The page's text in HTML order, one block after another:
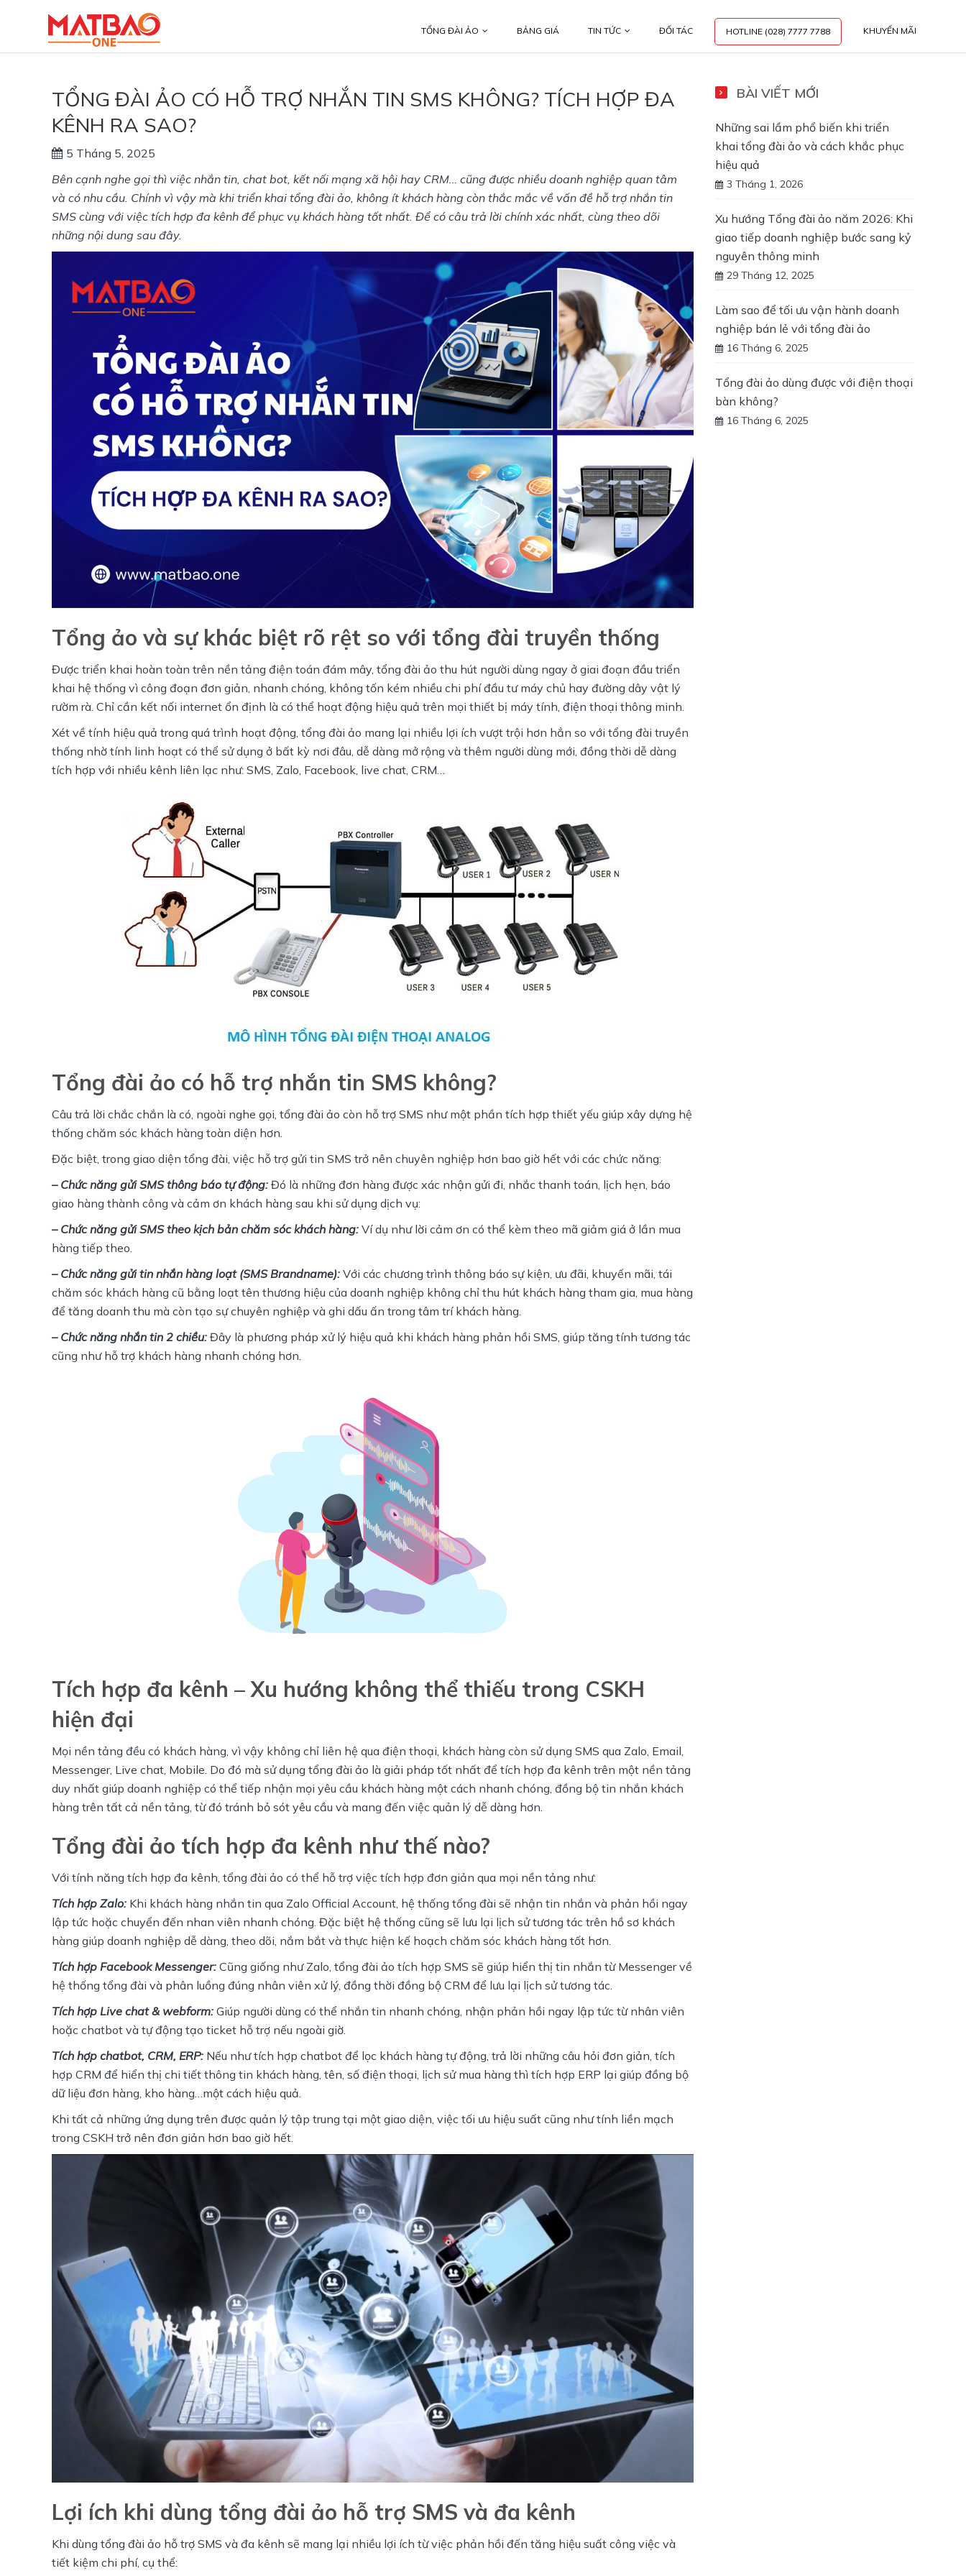
TỔNG ĐÀI ẢO BẢNG GIÁ TIN TỨC ĐỐI TÁC HOTLINE (028) 7777 7788 KHUYẾN MÃI
TỔNG ĐÀI ẢO CÓ HỖ TRỢ NHẮN TIN SMS KHÔNG? TÍCH HỢP ĐA
KÊNH RA SAO?
5 Tháng 5, 2025
Bên cạnh nghe gọi thì việc nhắn tin, chat bot, kết nối mạng xã hội hay CRM… cũng được nhiều doanh nghiệp quan tâm
và có nhu cầu. Chính vì vậy mà khi triển khai tổng đài ảo, không ít khách hàng còn thắc mắc về vấn đề hỗ trợ nhắn tin
SMS cùng với việc tích hợp đa kênh để phục vụ khách hàng tốt nhất. Để có câu trả lời chính xác nhất, cùng theo dõi
những nội dung sau đây.
Tổng ảo và sự khác biệt rõ rệt so với tổng đài truyền thống
Được triển khai hoàn toàn trên nền tảng điện toán đám mây, tổng đài ảo thu hút người dùng ngay ở giai đoạn đầu triển
khai hệ thống vì công đoạn đơn giản, nhanh chóng, không tốn kém nhiều chi phí đầu tư máy chủ hay đường dây vật lý
rườm rà. Chỉ cần kết nối internet ổn định là có thể hoạt động hiệu quả trên mọi thiết bị máy tính, điện thoại thông minh.
Xét về tính hiệu quả trong quá trình hoạt động, tổng đài ảo mang lại nhiều lợi ích vượt trội hơn hẳn so với tổng đài truyền
thống nhờ tính linh hoạt có thể sử dụng ở bất kỳ nơi đâu, dễ dàng mở rộng và thêm người dùng mới, đồng thời dễ dàng
tích hợp với nhiều kênh liên lạc như: SMS, Zalo, Facebook, live chat, CRM…
Tổng đài ảo có hỗ trợ nhắn tin SMS không?
Câu trả lời chắc chắn là có, ngoài nghe gọi, tổng đài ảo còn hỗ trợ SMS như một phần tích hợp thiết yếu giúp xây dựng hệ
thống chăm sóc khách hàng toàn diện hơn.
Đặc biệt, trong giao diện tổng đài, việc hỗ trợ gửi tin SMS trở nên chuyên nghiệp hơn bao giờ hết với các chức năng:
– Chức năng gửi SMS thông báo tự động: Đó là những đơn hàng được xác nhận gửi đi, nhắc thanh toán, lịch hẹn, báo
giao hàng thành công và cảm ơn khách hàng sau khi sử dụng dịch vụ:
– Chức năng gửi SMS theo kịch bản chăm sóc khách hàng: Ví dụ như lời cảm ơn có thể kèm theo mã giảm giá ở lần mua
hàng tiếp theo.
– Chức năng gửi tin nhắn hàng loạt (SMS Brandname): Với các chương trình thông báo sự kiện, ưu đãi, khuyến mãi, tái
chăm sóc khách hàng cũ bằng loạt tên thương hiệu của doanh nghiệp không chỉ thu hút khách hàng tham gia, mua hàng
để tăng doanh thu mà còn tạo sự chuyên nghiệp và ghi dấu ấn trong tâm trí khách hàng.
– Chức năng nhắn tin 2 chiều: Đây là phương pháp xử lý hiệu quả khi khách hàng phản hồi SMS, giúp tăng tính tương tác
cũng như hỗ trợ khách hàng nhanh chóng hơn.
Tích hợp đa kênh – Xu hướng không thể thiếu trong CSKH
hiện đại
Mọi nền tảng đều có khách hàng, vì vậy không chỉ liên hệ qua điện thoại, khách hàng còn sử dụng SMS qua Zalo, Email,
Messenger, Live chat, Mobile. Do đó mà sử dụng tổng đài ảo là giải pháp tốt nhất để tích hợp đa kênh trên một nền tảng
duy nhất giúp doanh nghiệp có thể tiếp nhận mọi yêu cầu khách hàng một cách nhanh chóng, đồng bộ tin nhắn khách
hàng trên tất cả nền tảng, từ đó tránh bỏ sót yêu cầu và mang đến việc quản lý dễ dàng hơn.
Tổng đài ảo tích hợp đa kênh như thế nào?
Với tính năng tích hợp đa kênh, tổng đài ảo có thể hỗ trợ việc tích hợp đơn giản qua mọi nền tảng như:
Tích hợp Zalo: Khi khách hàng nhắn tin qua Zalo Official Account, hệ thống tổng đài sẽ nhận tin nhắn và phản hồi ngay
lập tức hoặc chuyển đến nhan viên nhanh chóng. Đặc biệt hệ thống cũng sẽ lưu lại lịch sử tương tác trên hồ sơ khách
hàng giúp doanh nghiệp dễ dàng, theo dõi, nắm bắt và thực hiện kế hoạch chăm sóc khách hàng tốt hơn.
Tích hợp Facebook Messenger: Cũng giống như Zalo, tổng đài ảo tích hợp SMS sẽ giúp hiển thị tin nhắn từ Messenger về
hệ thống tổng đài và phân luồng đúng nhân viên xử lý, đồng thời đồng bộ CRM để lưu lại lịch sử tương tác.
Tích hợp Live chat & webform: Giúp người dùng có thể nhắn tin nhanh chóng, nhận phản hồi ngay lập tức từ nhân viên
hoặc chatbot và tự động tạo ticket hỗ trợ nếu ngoài giờ.
Tích hợp chatbot, CRM, ERP: Nếu như tích hợp chatbot để lọc khách hàng tự động, trả lời những câu hỏi đơn giản, tích
hợp CRM để hiển thị chi tiết thông tin khách hàng, tên, số điện thoại, lịch sử mua hàng thì tích hợp ERP lại giúp đồng bộ
dữ liệu đơn hàng, kho hàng…một cách hiệu quả.
Khi tất cả những ứng dụng trên được quản lý tập trung tại một giao diện, việc tối ưu hiệu suất cũng như tính liền mạch
trong CSKH trở nên đơn giản hơn bao giờ hết.
Lợi ích khi dùng tổng đài ảo hỗ trợ SMS và đa kênh
Khi dùng tổng đài ảo hỗ trợ SMS và đa kênh sẽ mang lại nhiều lợi ích từ việc phản hồi đến tăng hiệu suất công việc và
tiết kiệm chi phí, cụ thể:
BÀI VIẾT MỚI
Những sai lầm phổ biến khi triển
khai tổng đài ảo và cách khắc phục
hiệu quả
3 Tháng 1, 2026
Xu hướng Tổng đài ảo năm 2026: Khi
giao tiếp doanh nghiệp bước sang kỷ
nguyên thông minh
29 Tháng 12, 2025
Làm sao để tối ưu vận hành doanh
nghiệp bán lẻ với tổng đài ảo
16 Tháng 6, 2025
Tổng đài ảo dùng được với điện thoại
bàn không?
16 Tháng 6, 2025